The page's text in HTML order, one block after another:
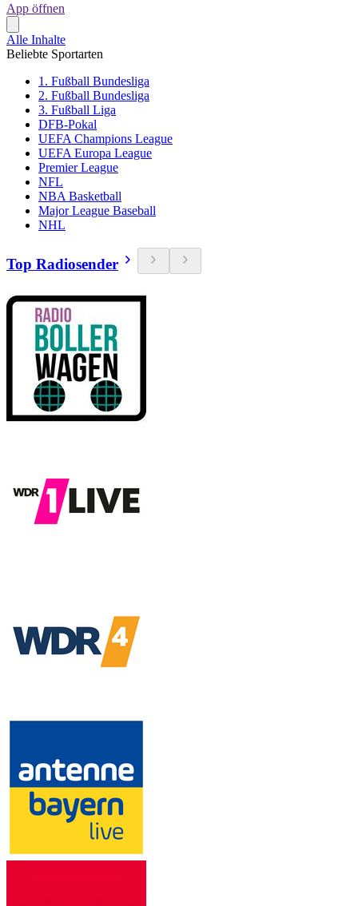
App öffnen
Alle Inhalte
Beliebte Sportarten
1. Fußball Bundesliga
2. Fußball Bundesliga
3. Fußball Liga
DFB-Pokal
UEFA Champions League
UEFA Europa League
Premier League
NFL
NBA Basketball
Major League Baseball
NHL
Top Radiosender